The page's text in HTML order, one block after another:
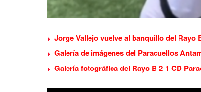
Jorge Vallejo vuelve al banquillo del Rayo
Galería de imágenes del Paracuellos
Galería fotográfica del Rayo B 2-1 CD